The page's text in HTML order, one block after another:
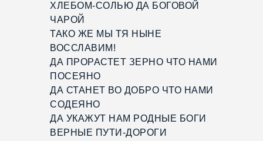
ХЛЕБОМ-СОЛЬЮ ДА БОГОВОЙ
ЧАРОЙ
ТАКО ЖЕ МЫ ТЯ НЫНЕ
ВОССЛАВИМ!
ДА ПРОРАСТЕТ ЗЕРНО ЧТО НАМИ
ПОСЕЯНО
ДА СТАНЕТ ВО ДОБРО ЧТО НАМИ
СОДЕЯНО
ДА УКАЖУТ НАМ РОДНЫЕ БОГИ
ВЕРНЫЕ ПУТИ-ДОРОГИ